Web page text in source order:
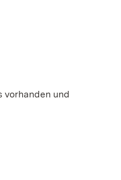
vorhanden und